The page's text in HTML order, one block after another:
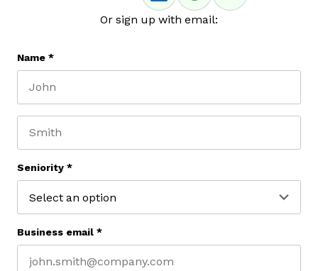
Or sign up with email:
Name *
Seniority *
Business email *